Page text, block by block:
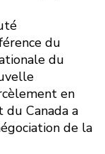
du
du
en
Canada a
de la